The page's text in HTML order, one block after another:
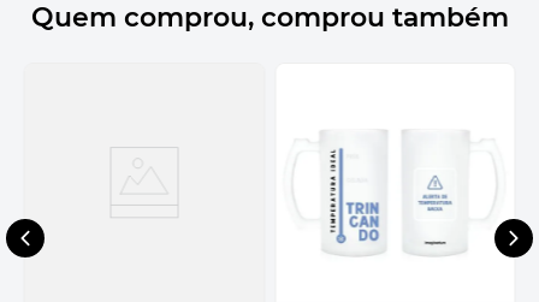
Quem comprou, comprou também